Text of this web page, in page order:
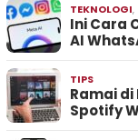
TEKNOLOGI,
Ini Cara
AI
TIPS
Ramai
Spotify